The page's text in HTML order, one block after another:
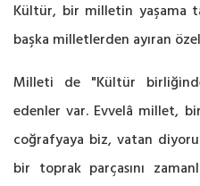
Kültür, bir milletin yaşama
başka milletlerden ayıran
Milleti de "Kültür
edenler var. Evvelâ millet,
coğrafyaya biz, vatan
bir toprak parçasını